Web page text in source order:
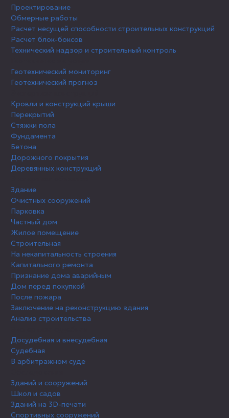
Проектирование
Обмерные работы
Расчет несущей способности строительных конструкций
Расчет блок-боксов
Технический надзор и строительный контроль
Геотехнический мониторинг
Геотехнический прогноз
Кровли и конструкций крыши
Перекрытий
Стяжки пола
Фундамента
Бетона
Дорожного покрытия
Деревянных конструкций
Здание
Очистных сооружений
Парковка
Частный дом
Жилое помещение
Строительная
На некапитальность строения
Капитального ремонта
Признание дома аварийным
Дом перед покупкой
После пожара
Заключение на реконструкцию здания
Анализ строительства
Досудебная и внесудебная
Судебная
В арбитражном суде
Зданий и сооружений
Школ и садов
Зданий на 3D-печати
Спортивных сооружений